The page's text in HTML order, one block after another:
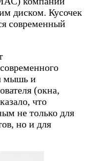
диском. Кусочек
современный
мышь и
(окна,
что
не только для
но и для